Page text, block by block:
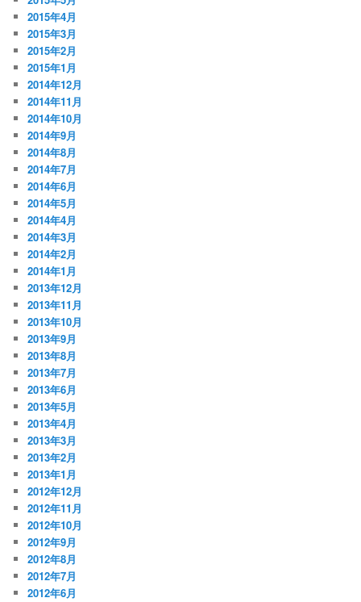
2015年4月
2015年3月
2015年2月
2015年1月
2014年12月
2014年11月
2014年10月
2014年9月
2014年8月
2014年7月
2014年6月
2014年5月
2014年4月
2014年3月
2014年2月
2014年1月
2013年12月
2013年11月
2013年10月
2013年9月
2013年8月
2013年7月
2013年6月
2013年5月
2013年4月
2013年3月
2013年2月
2013年1月
2012年12月
2012年11月
2012年10月
2012年9月
2012年8月
2012年7月
2012年6月